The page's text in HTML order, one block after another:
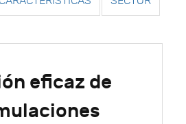
eficaz de